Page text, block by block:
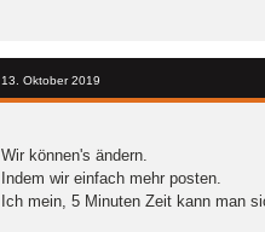
13. Oktober 2019
Wir können's ändern.
Indem wir einfach mehr posten.
Ich mein, 5 Minuten Zeit kann man